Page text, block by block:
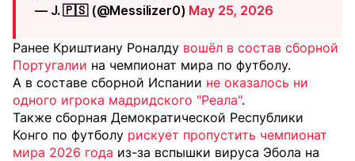
— J. 🇵🇸 (@Messilizer0) May 25, 2026
Ранее Криштиану Роналду вошёл в состав сборной
Португалии на чемпионат мира по футболу.
А в составе сборной Испании не оказалось ни
одного игрока мадридского "Реала".
Также сборная Демократической Республики
Конго по футболу рискует пропустить чемпионат
мира 2026 года из-за вспышки вируса Эбола на